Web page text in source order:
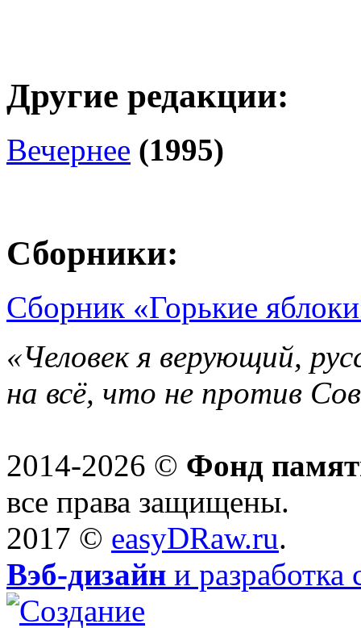
Другие редакции:
Вечернее (1995)
Сборники:
Сборник «Горькие
«Человек я верующий,
на всё, что не против
2014-2026 © Фонд
все права защищены.
2017 © easyDRaw.ru.
Вэб-дизайн и разработка